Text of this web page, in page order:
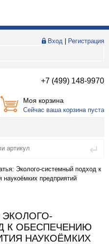
Вход
Регистрация
+7 (499) 148-9970
Моя корзина
Сейчас ваша корзина пуста
Эколого-системный подход к
наукоёмких предприятий
ЭКОЛОГО-
К ОБЕСПЕЧЕНИЮ
НАУКОЁМКИХ